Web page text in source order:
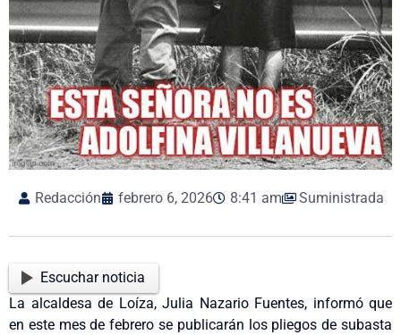
Redacción febrero 6, 2026 8:41 am Suministrada
Escuchar noticia
La alcaldesa de Loíza, Julia Nazario Fuentes, informó que
en este mes de febrero se publicarán los pliegos de subasta